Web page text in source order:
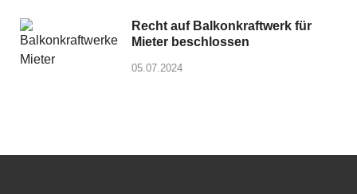
Recht auf Balkonkraftwerk für
Mieter beschlossen
05.07.2024